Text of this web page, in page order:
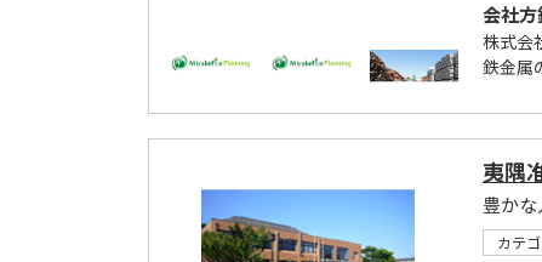
会社方
株式会
鉄金属
夷隅
豊か
カテ